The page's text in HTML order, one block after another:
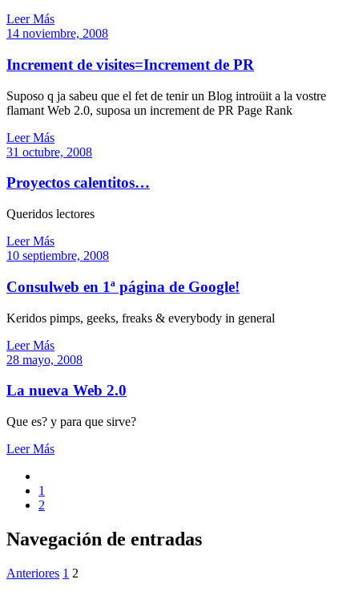
Leer Más
14 noviembre, 2008
Increment de visites=Increment de PR
Suposo q ja sabeu que el fet de tenir un Blog introüit a la vostre
flamant Web 2.0, suposa un increment de PR Page Rank
Leer Más
31 octubre, 2008
Proyectos calentitos…
Queridos lectores
Leer Más
10 septiembre, 2008
Consulweb en 1ª página de Google!
Keridos pimps, geeks, freaks & everybody in general
Leer Más
28 mayo, 2008
La nueva Web 2.0
Que es? y para que sirve?
Leer Más
1
2
Navegación de entradas
Anteriores 1 2